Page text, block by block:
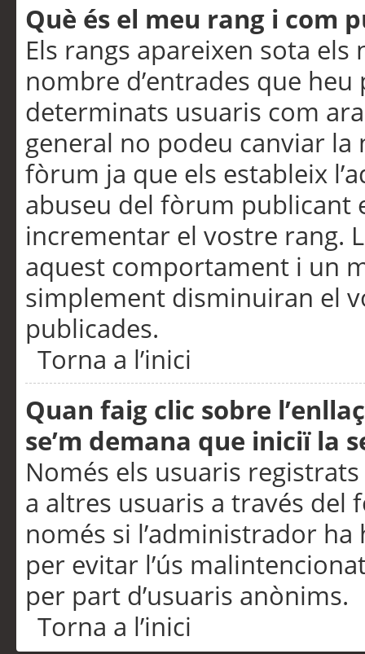
Què és el meu rang i com
Els rangs apareixen sota
nombre d’entrades que
determinats usuaris com
general no podeu canviar
fòrum ja que els estableix
abuseu del fòrum publicant
incrementar el vostre rang.
aquest comportament i un
simplement disminuiran el
publicades.
Torna a l’inici
Quan faig clic sobre
se’m demana que iniciï la
Només els usuaris
a altres usuaris a través
només si l’administrador
per evitar l’ús
per part d’usuaris anònims.
Torna a l’inici